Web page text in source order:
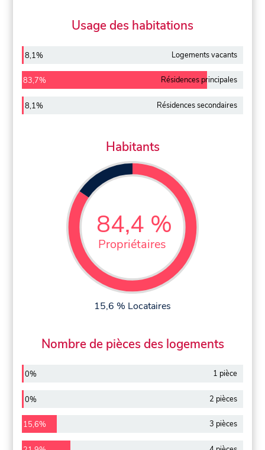
Usage des habitations
8,1% Logements vacants
83,7% Résidences principales
8,1% Résidences secondaires
Habitants
84,4 %
Propriétaires
15,6 % Locataires
Nombre de pièces des logements
0% 1 pièce
0% 2 pièces
15,6% 3 pièces